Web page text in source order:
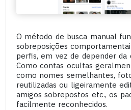
O método de busca manual
sobreposições
perfis, em vez de depender da
Como contas ocultas
como nomes semelhantes,
reutilizadas ou ligeiramente
amigos sobrepostos etc., os
facilmente reconhecidos.